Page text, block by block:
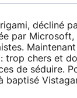
décliné
par
trop chers et
de séduire.
baptisé